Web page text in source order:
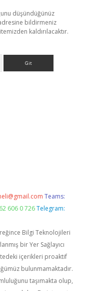
düşündüğünüz
bildirmeniz
kaldırılacaktır.
Teams:
606 0 726 Telegram:
Bilgi Teknolojileri
bir Yer Sağlayıcı
içerikleri proaktif
bulunmamaktadır.
taşımakta olup,